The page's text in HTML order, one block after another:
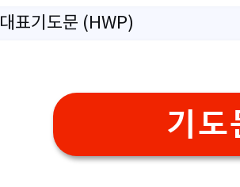
대표기도문 (HWP)
기도